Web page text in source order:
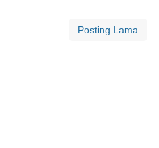
Posting Lama